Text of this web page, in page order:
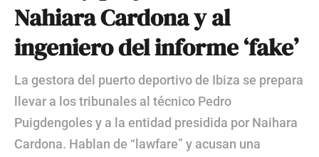
Nahiara Cardona y al
ingeniero del informe ‘fake’
La gestora del puerto deportivo de Ibiza se prepara
llevar a los tribunales al técnico Pedro
Puigdengoles y a la entidad presidida por Naihara
Cardona. Hablan de “lawfare” y acusan una